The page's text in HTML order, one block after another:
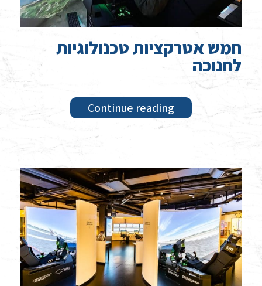
חמש אטרקציות טכנולוגיות
לחנוכה
Continue reading